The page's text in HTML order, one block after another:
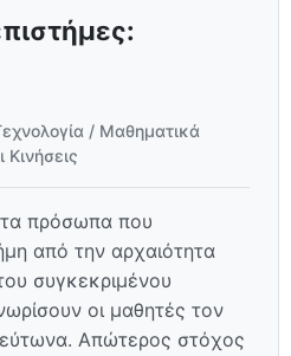
/ Μαθηματικά
Κινήσεις
τα πρόσωπα που
από την αρχαιότητα
συγκεκριμένου
οι μαθητές τον
Απώτερος στόχος